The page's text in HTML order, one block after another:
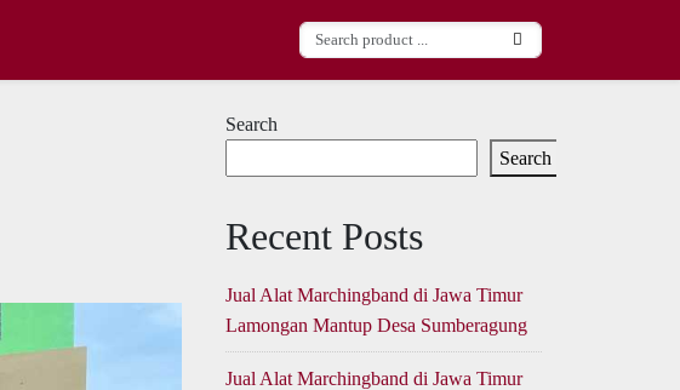
Search
Search
Recent Posts
Jual Alat Marchingband di Jawa Timur
Lamongan Mantup Desa Sumberagung
Jual Alat Marchingband di Jawa Timur